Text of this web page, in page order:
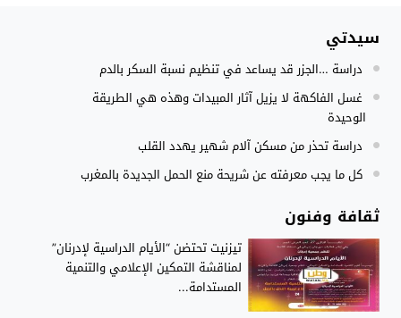
سيدتي
دراسة …الجزر قد يساعد في تنظيم نسبة السكر بالدم
غسل الفاكهة لا يزيل آثار المبيدات وهذه هي الطريقة
الوحيدة
دراسة تحذر من مسكن آلام شهير يهدد القلب
كل ما يجب معرفته عن شريحة منع الحمل الجديدة بالمغرب
ثقافة وفنون
تيزنيت تحتضن “الأيام الدراسية لإدرنان”
لمناقشة التمكين الإعلامي والتنمية
المستدامة...